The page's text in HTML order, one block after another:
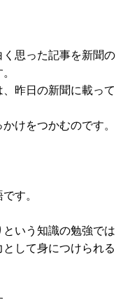
思った記事を新聞の
昨日の新聞に載って
けをつかむのです。
す。
いう知識の勉強では
して身につけられる